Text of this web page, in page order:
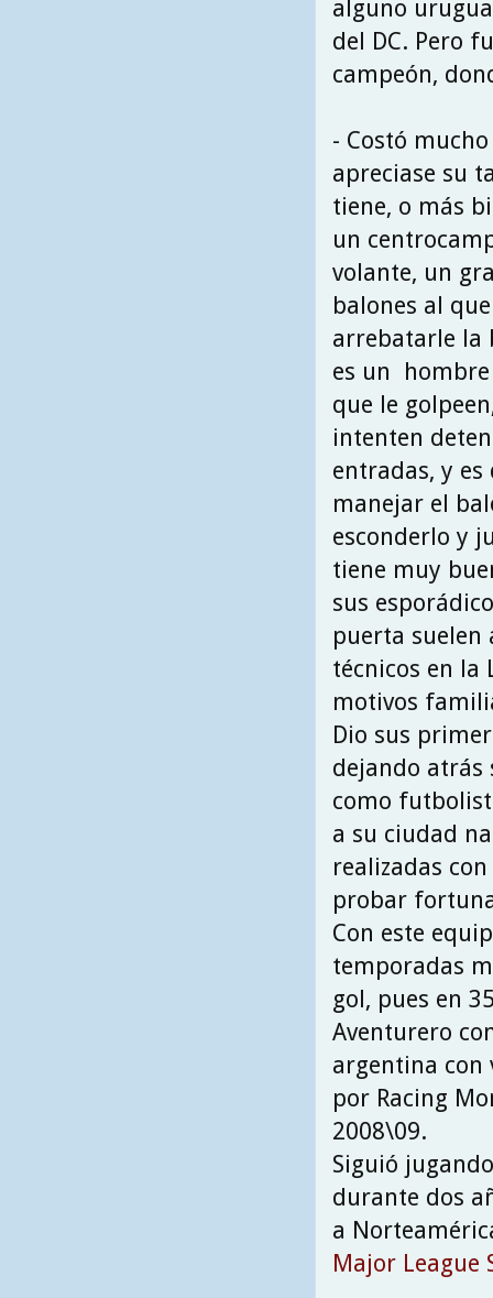
alguno
del DC. Pero
campeón,
- Costó
apreciase su
tiene, o más
un
volante, un
balones al
arrebatarle la
es un
que le
intenten
entradas, y es
manejar el
esconderlo y
tiene muy
sus
puerta suelen
técnicos en la
motivos
Dio sus
dejando atrás
como
a su ciudad
realizadas
probar
Con este
temporadas
gol, pues en
Aventurero
argentina con
por Racing
2008\09.
Siguió
durante dos
a
Major League